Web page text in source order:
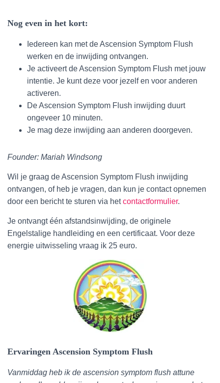
Nog even in het kort:
Iedereen kan met de Ascension Symptom Flush
werken en de inwijding ontvangen.
Je activeert de Ascension Symptom Flush met jouw
intentie. Je kunt deze voor jezelf en voor anderen
activeren.
De Ascension Symptom Flush inwijding duurt
ongeveer 10 minuten.
Je mag deze inwijding aan anderen doorgeven.
Founder: Mariah Windsong
Wil je graag de Ascension Symptom Flush inwijding
ontvangen, of heb je vragen, dan kun je contact opnemen
door een bericht te sturen via hetcontactformulier.
Je ontvangt één afstandsinwijding, de originele
Engelstalige handleiding en een certificaat. Voor deze
energie uitwisseling vraag ik 25 euro.
Ervaringen Ascension Symptom Flush
Vanmiddag heb ik de ascension symptom flush attune